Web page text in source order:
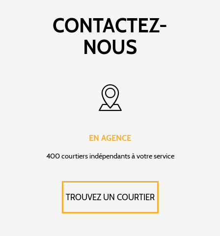
CONTACTEZ-
NOUS
EN AGENCE
400 courtiers indépendants à votre service
TROUVEZ UN COURTIER